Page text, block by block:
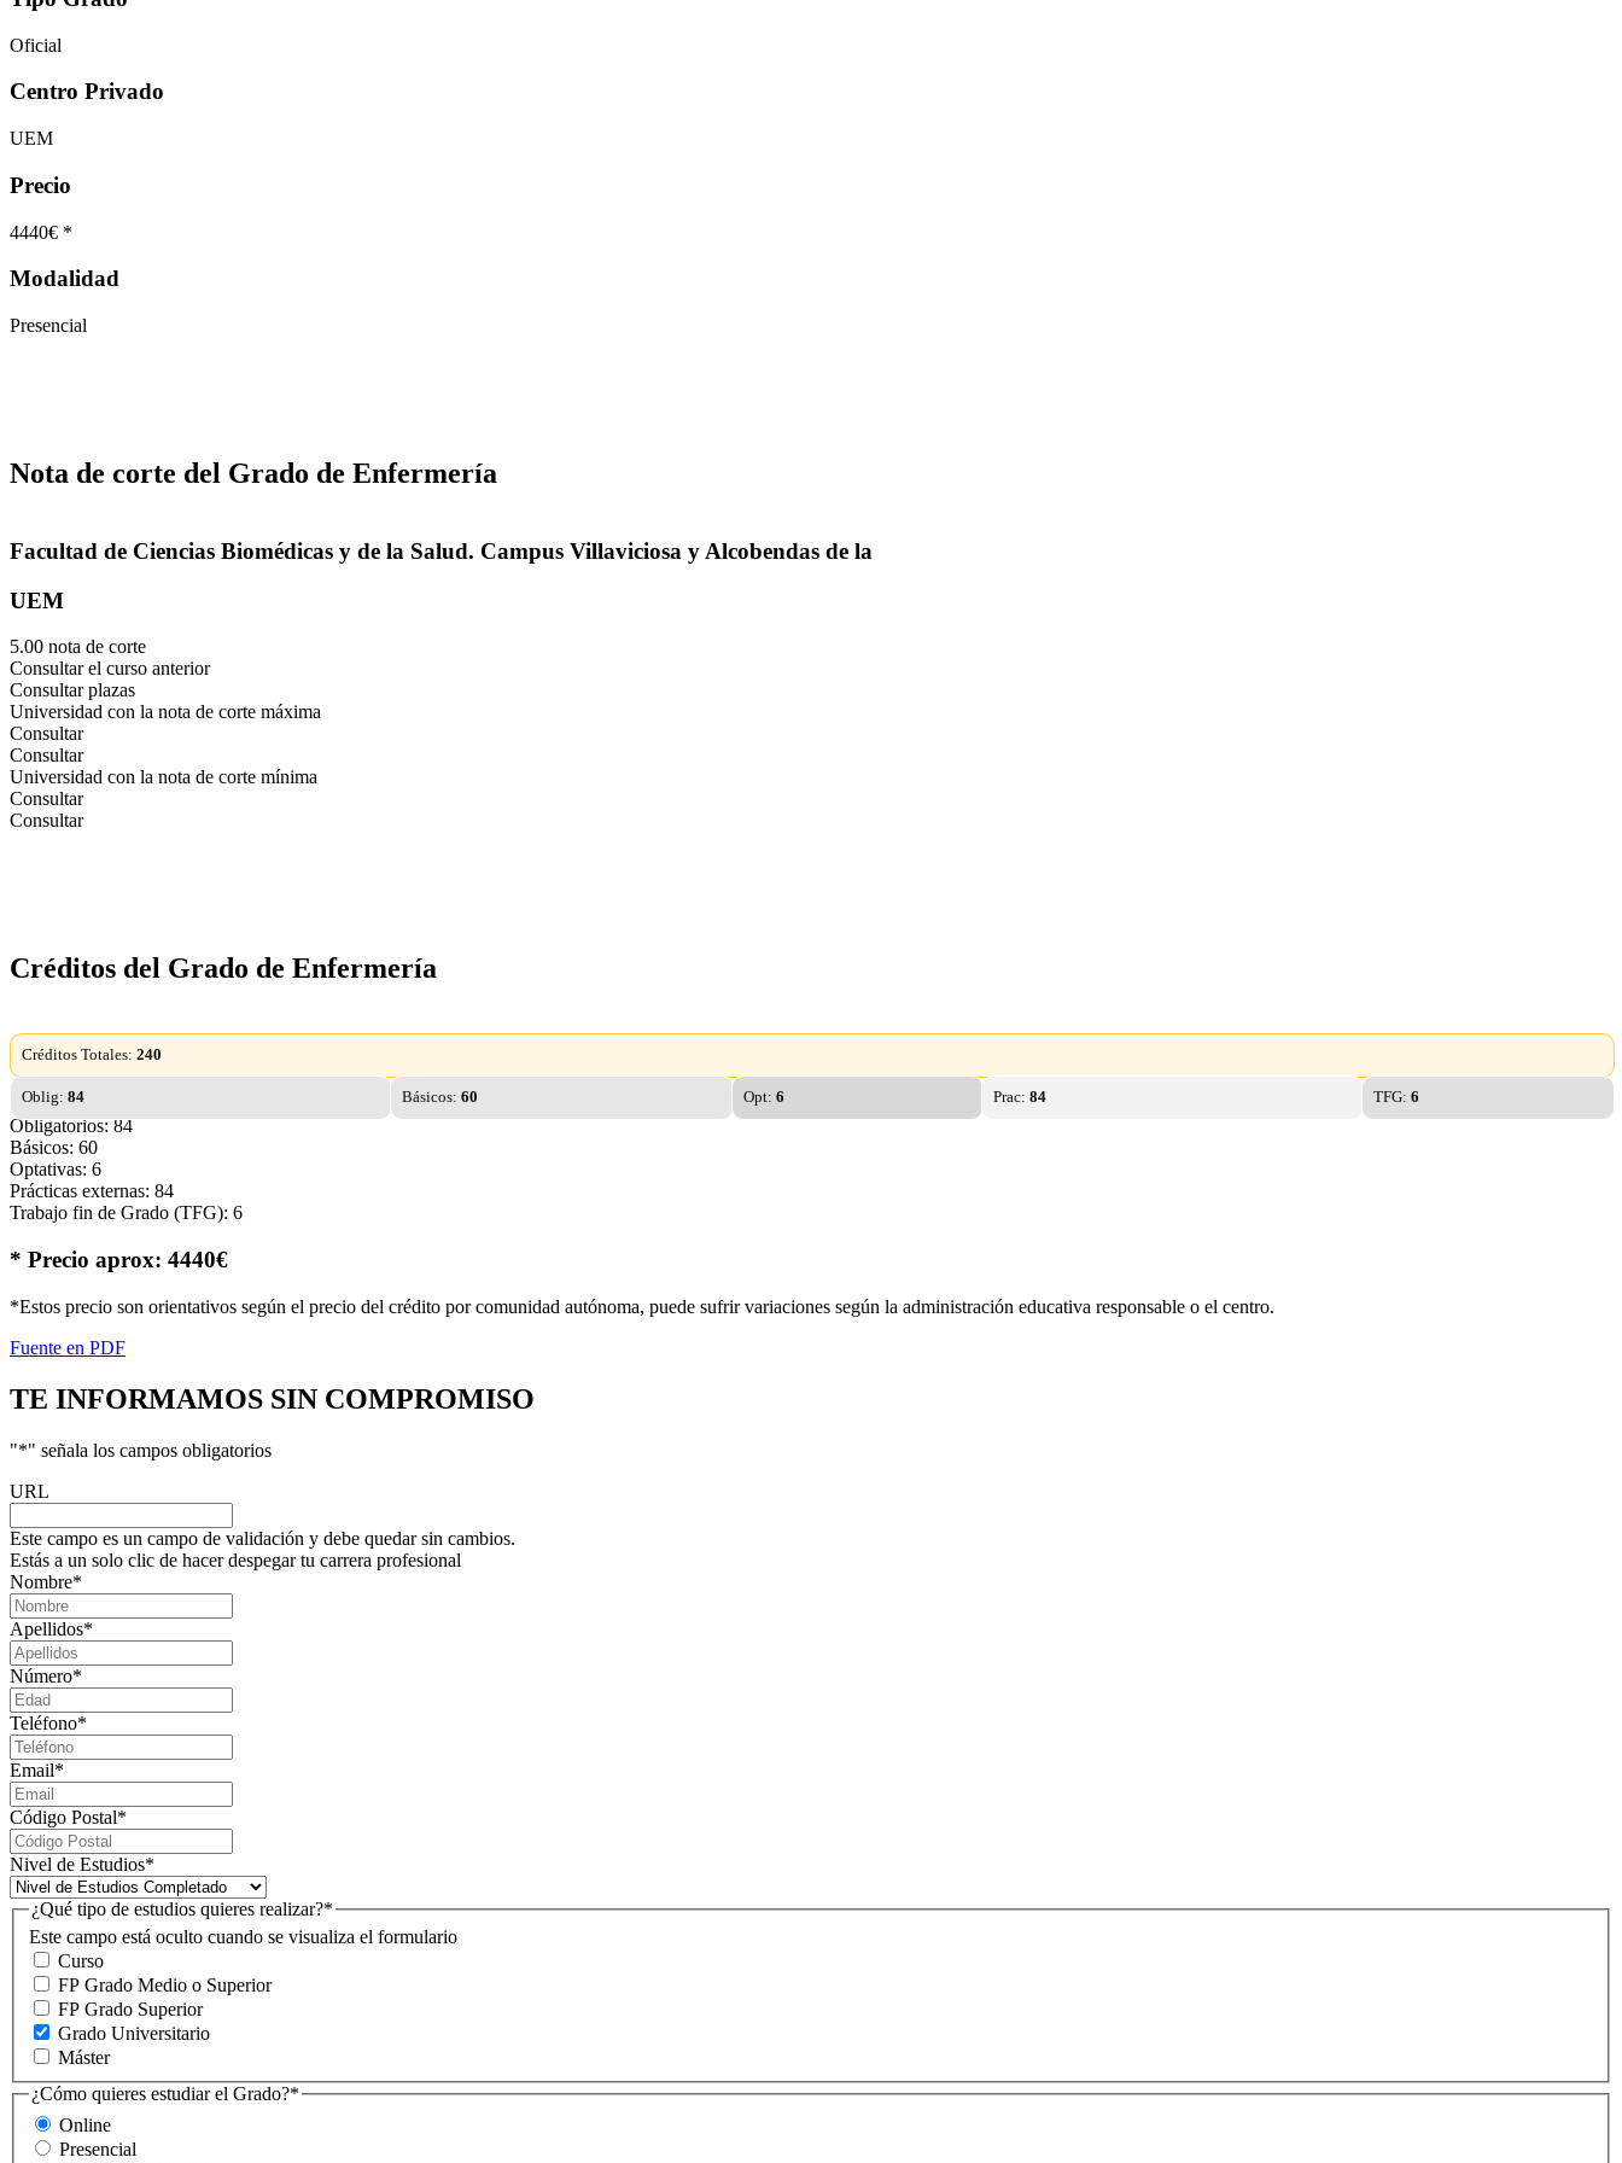
Oficial
Centro Privado
UEM
Precio
4440€ *
Modalidad
Presencial
Nota de corte del Grado de Enfermería
Facultad de Ciencias Biomédicas y de la Salud. Campus Villaviciosa y Alcobendas de la
UEM
5.00 nota de corte
Consultar el curso anterior
Consultar plazas
Universidad con la nota de corte máxima
Consultar
Consultar
Universidad con la nota de corte mínima
Consultar
Consultar
Créditos del Grado de Enfermería
Créditos Totales: 240
Oblig: 84 Básicos:60 Opt: 6 Prac:84 TFG:6
Obligatorios: 84
Básicos: 60
Optativas: 6
Prácticas externas: 84
Trabajo fin de Grado (TFG): 6
* Precio aprox: 4440€
*Estos precio son orientativos según el precio del crédito por comunidad autónoma, puede sufrir variaciones según la administración educativa responsable o el centro.
Fuente en PDF
TE INFORMAMOS SIN COMPROMISO
"*" señala los campos obligatorios
URL
Este campo es un campo de validación y debe quedar sin cambios.
Estás a un solo clic de hacer despegar tu carrera profesional
Nombre*
Apellidos*
Número*
Teléfono*
Email*
Código Postal*
Nivel de Estudios*
Este campo está oculto cuando se visualiza el formulario
¿Qué tipo de estudios quieres realizar?*
Curso
FP Grado Medio o Superior
FP Grado Superior
Grado Universitario
Máster
¿Cómo quieres estudiar el Grado?*
Online
Presencial